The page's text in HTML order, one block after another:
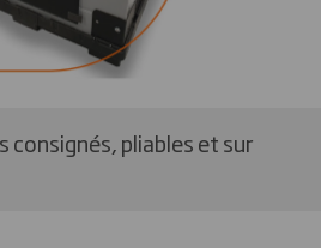
consignés, pliables et sur